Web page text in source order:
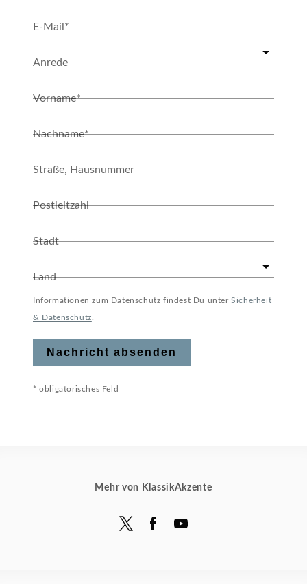
E-Mail*
Anrede
Vorname*
Nachname*
Straße, Hausnummer
Postleitzahl
Stadt
Land
Informationen zum Datenschutz findest Du unterSicherheit
& Datenschutz
Nachricht absenden
* obligatorisches Feld
Mehr von KlassikAkzente